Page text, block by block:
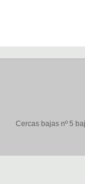
Cercas bajas nº 5